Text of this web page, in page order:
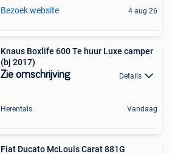
Bezoek website 4 aug 26
Knaus Boxlife 600 Te huur Luxe camper
(bj 2017)
Zie omschrijving Details
Herentals Vandaag
Fiat Ducato McLouis Carat 881G